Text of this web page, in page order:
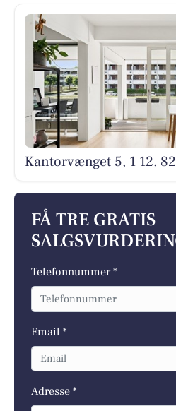
Kantorvænget 5, 1 12,
FÅ TRE GRATIS
Telefonnummer *
Email *
Adresse *